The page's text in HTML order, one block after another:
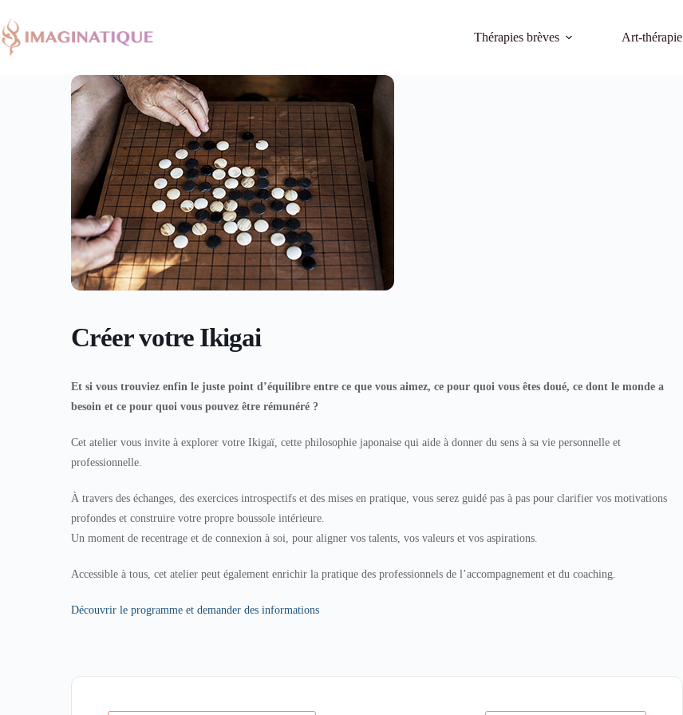
au
contenu
Thérapies brèves Art-thérapie
Créer votre Ikigai
Et si vous trouviez enfin le juste point d’équilibre entre ce que vous aimez, ce pour quoi vous êtes doué, ce dont le monde a
besoin et ce pour quoi vous pouvez être rémunéré ?
Cet atelier vous invite à explorer votre Ikigaï, cette philosophie japonaise qui aide à donner du sens à sa vie personnelle et
professionnelle.
À travers des échanges, des exercices introspectifs et des mises en pratique, vous serez guidé pas à pas pour clarifier vos motivations
profondes et construire votre propre boussole intérieure.
Un moment de recentrage et de connexion à soi, pour aligner vos talents, vos valeurs et vos aspirations.
Accessible à tous, cet atelier peut également enrichir la pratique des professionnels de l’accompagnement et du coaching.
Découvrir le programme et demander des informations